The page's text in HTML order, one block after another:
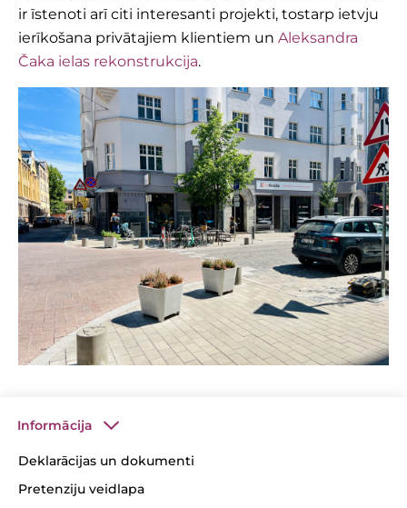
ir īstenoti arī citi interesanti projekti, tostarp ietvju
ierīkošana privātajiem klientiem un Aleksandra
Čaka ielas rekonstrukcija.
Informācija
Deklarācijas un dokumenti
Pretenziju veidlapa